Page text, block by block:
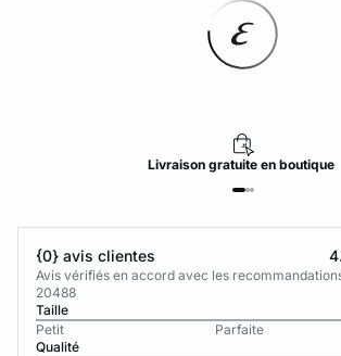
Livraisongratuiteen boutique
{0} avis clientes
Avis vérifiés en accord avec les
20488
Taille
Petit
Parfaite
Qualité